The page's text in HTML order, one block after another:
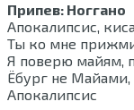
Припев: Ноггано
Апокалипсис,
Ты ко мне
Я поверю майям,
Ёбург не
Апокалипсис